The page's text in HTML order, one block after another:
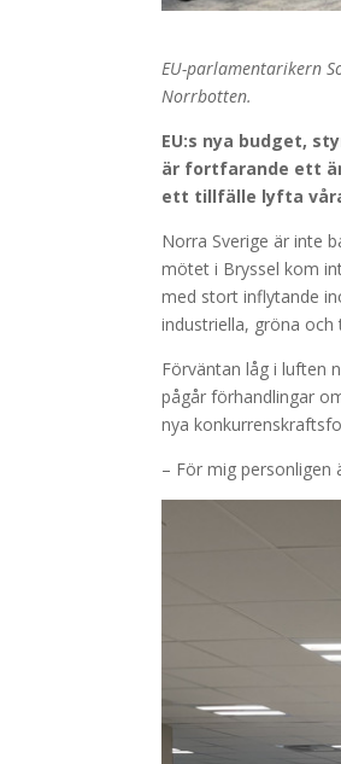
EU-parlamentarikern
Norrbotten.
EU:s nya budget,
är fortfarande ett
ett tillfälle lyfta
Norra Sverige är inte
mötet i Bryssel kom
med stort inflytande
industriella, gröna och
Förväntan låg i luften
pågår förhandlingar
nya
– För mig